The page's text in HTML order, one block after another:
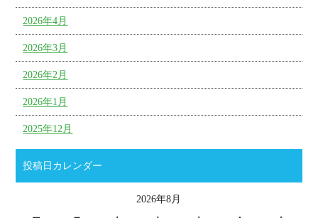
2026年4月
2026年3月
2026年2月
2026年1月
2025年12月
投稿日カレンダー
2026年8月